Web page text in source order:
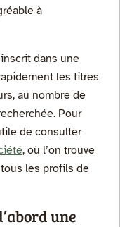
à
dans une
les titres
au nombre de
Pour
de consulter
, où l’on trouve
les profils de
une